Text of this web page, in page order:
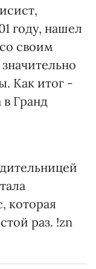
году, нашел
своим
Как итог -
в Гранд
которая
раз. !zn